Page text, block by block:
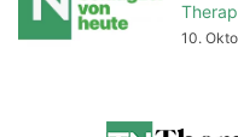
10.